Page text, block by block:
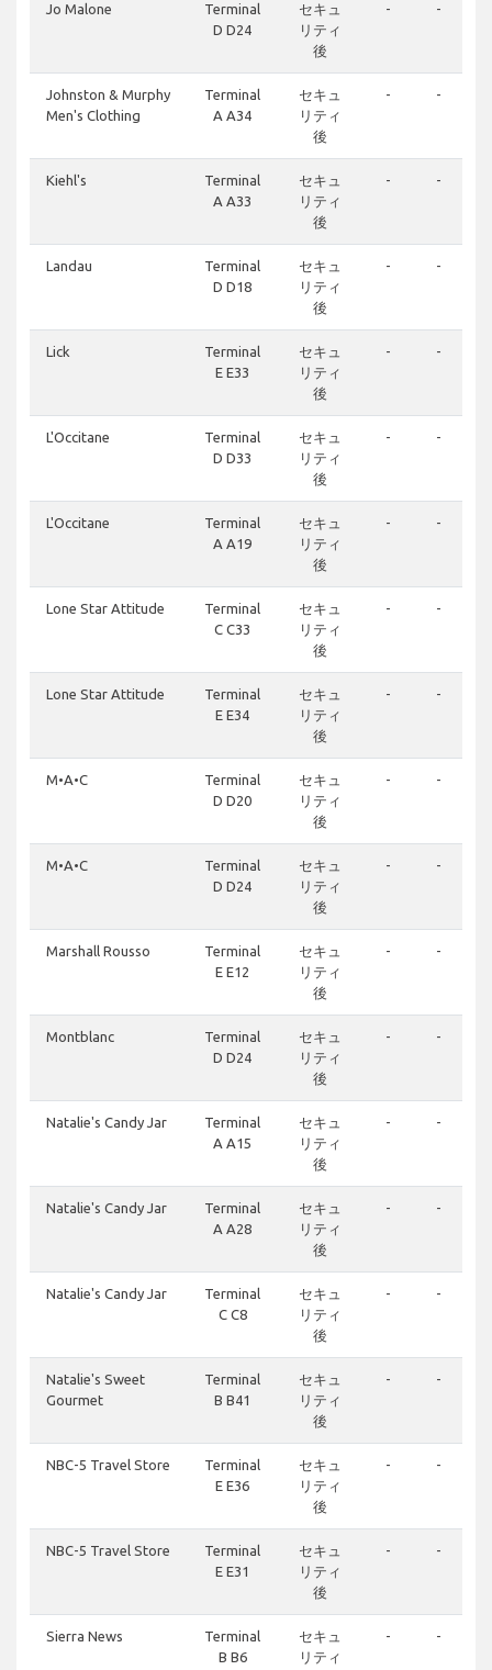
Jo Malone
Terminal
D D24
セキュ
リティ
後
- -
Johnston & Murphy
Men's Clothing
Terminal
A A34
セキュ
リティ
後
- -
Kiehl's
Terminal
A A33
セキュ
リティ
後
- -
Landau
Terminal
D D18
セキュ
リティ
後
- -
Lick
Terminal
E E33
セキュ
リティ
後
- -
L'Occitane
Terminal
D D33
セキュ
リティ
後
- -
L'Occitane
Terminal
A A19
セキュ
リティ
後
- -
Lone Star Attitude
Terminal
C C33
セキュ
リティ
後
- -
Lone Star Attitude
Terminal
E E34
セキュ
リティ
後
- -
M•A•C
Terminal
D D20
セキュ
リティ
後
- -
M•A•C
Terminal
D D24
セキュ
リティ
後
- -
Marshall Rousso
Terminal
E E12
セキュ
リティ
後
- -
Montblanc
Terminal
D D24
セキュ
リティ
後
- -
Natalie's Candy Jar
Terminal
A A15
セキュ
リティ
後
- -
Natalie's Candy Jar
Terminal
A A28
セキュ
リティ
後
- -
Natalie's Candy Jar
Terminal
C C8
セキュ
リティ
後
- -
Natalie's Sweet
Gourmet
Terminal
B B41
セキュ
リティ
後
- -
NBC-5 Travel Store
Terminal
E E36
セキュ
リティ
後
- -
NBC-5 Travel Store
Terminal
E E31
セキュ
リティ
後
- -
Sierra News
Terminal
B B6
セキュ
リティ
- -